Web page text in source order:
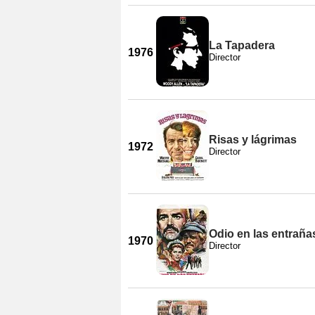
1976
La Tapadera
Director
1972
Risas y lágrimas
Director
1970
Odio en las
Director